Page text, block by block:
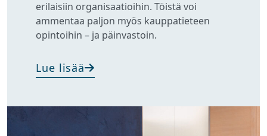
erilaisiin organisaatioihin. Töistä voi
ammentaa paljon myös kauppatieteen
opintoihin – ja päinvastoin.
Lue lisää